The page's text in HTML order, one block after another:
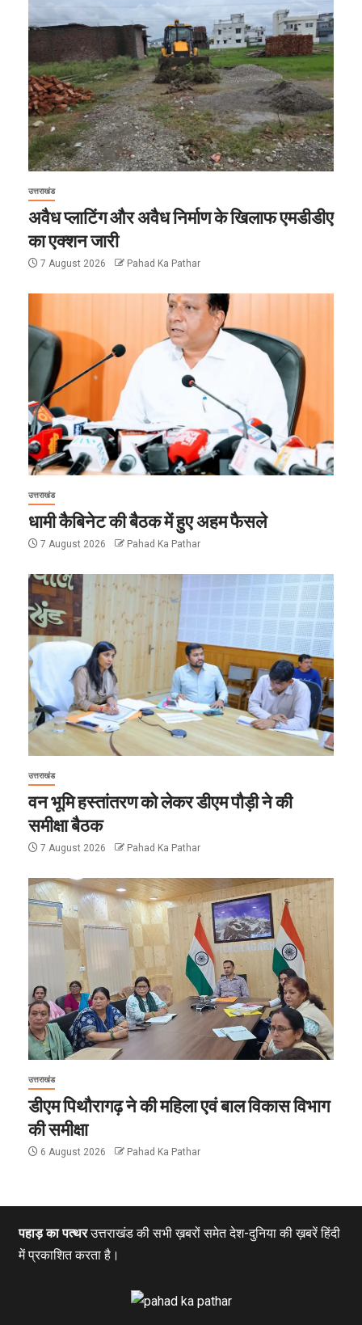
उत्तराखंड
अवैध प्लाटिंग और अवैध निर्माण के खिलाफ एमडीडीए
का एक्शन जारी
7 August 2026 Pahad Ka Pathar
उत्तराखंड
धामी कैबिनेट की बैठक में हुए अहम फैसले
7 August 2026 Pahad Ka Pathar
उत्तराखंड
वन भूमि हस्तांतरण को लेकर डीएम पौड़ी ने की
समीक्षा बैठक
7 August 2026 Pahad Ka Pathar
उत्तराखंड
डीएम पिथौरागढ़ ने की महिला एवं बाल विकास विभाग
की समीक्षा
6 August 2026 Pahad Ka Pathar
पहाड़ का पत्थरउत्तराखंड की सभी ख़बरों समेत देश-दुनिया की ख़बरें हिंदी
में प्रकाशित करता है।